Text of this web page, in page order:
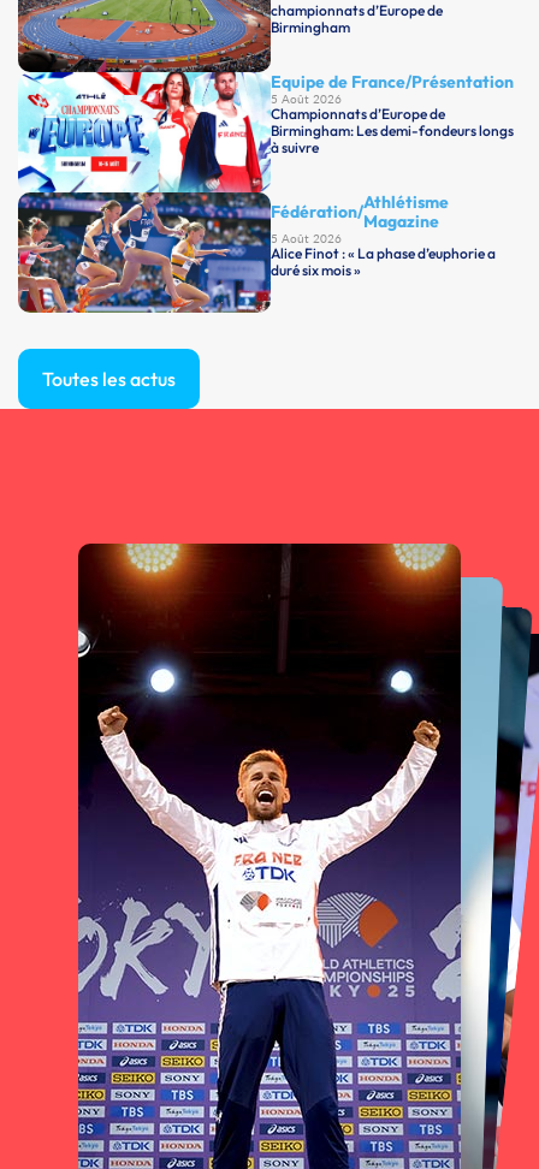
championnats d’Europe de
Birmingham
Equipe de France/Présentation
5 Août 2026
Championnats d’Europe de
Birmingham: Les demi-fondeurs longs
à suivre
Fédération/Athlétisme
Magazine
5 Août 2026
Alice Finot : « La phase d’euphorie a
duré six mois »
Toutes les actus